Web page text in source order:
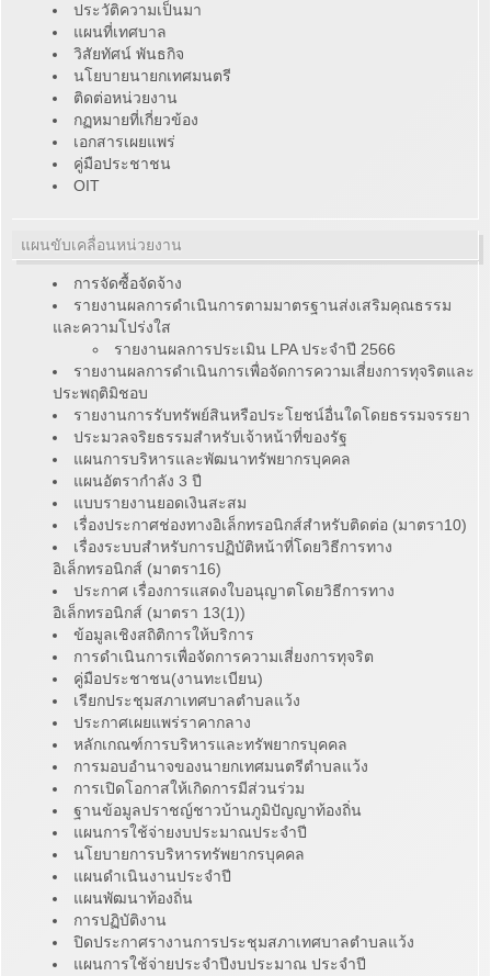
ประวัติความเป็นมา
แผนที่เทศบาล
วิสัยทัศน์ พันธกิจ
นโยบายนายกเทศมนตรี
ติดต่อหน่วยงาน
กฏหมายที่เกี่ยวข้อง
เอกสารเผยแพร่
คู่มือประชาชน
OIT
แผนขับเคลื่อนหน่วยงาน
การจัดซื้อจัดจ้าง
รายงานผลการดำเนินการตามมาตรฐานส่งเสริมคุณธรรม
และความโปร่งใส
รายงานผลการประเมิน LPA ประจำปี 2566
รายงานผลการดำเนินการเพื่อจัดการความเสี่ยงการทุจริตและ
ประพฤติมิชอบ
รายงานการรับทรัพย์สินหรือประโยชน์อื่นใดโดยธรรมจรรยา
ประมวลจริยธรรมสำหรับเจ้าหน้าที่ของรัฐ
แผนการบริหารและพัฒนาทรัพยากรบุคคล
แผนอัตรากำลัง 3 ปี
แบบรายงานยอดเงินสะสม
เรื่องประกาศช่องทางอิเล็กทรอนิกส์สำหรับติดต่อ (มาตรา10)
เรื่องระบบสำหรับการปฏิบัติหน้าที่โดยวิธีการทาง
อิเล็กทรอนิกส์ (มาตรา16)
ประกาศ เรื่องการแสดงใบอนุญาตโดยวิธีการทาง
อิเล็กทรอนิกส์ (มาตรา 13(1))
ข้อมูลเชิงสถิติการให้บริการ
การดำเนินการเพื่อจัดการความเสี่ยงการทุจริต
คู่มือประชาชน(งานทะเบียน)
เรียกประชุมสภาเทศบาลตำบลแว้ง
ประกาศเผยแพร่ราคากลาง
หลักเกณฑ์การบริหารและทรัพยากรบุคคล
การมอบอำนาจของนายกเทศมนตรีตำบลแว้ง
การเปิดโอกาสให้เกิดการมีส่วนร่วม
ฐานข้อมูลปราชญ์ชาวบ้านภูมิปัญญาท้องถิ่น
แผนการใช้จ่ายงบประมาณประจำปี
นโยบายการบริหารทรัพยากรบุคคล
แผนดำเนินงานประจำปี
แผนพัฒนาท้องถิ่น
การปฏิบัติงาน
ปิดประกาศรางานการประชุมสภาเทศบาลตำบลแว้ง
แผนการใช้จ่ายประจำปีงบประมาณ ประจำปี